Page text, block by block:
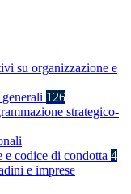
su organizzazione e
126
strategico-
codice di condotta 4
e imprese